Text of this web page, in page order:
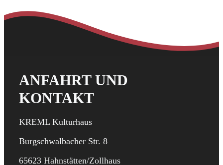
ANFAHRT UND
KONTAKT
KREML Kulturhaus
Burgschwalbacher Str. 8
65623 Hahnstätten/Zollhaus